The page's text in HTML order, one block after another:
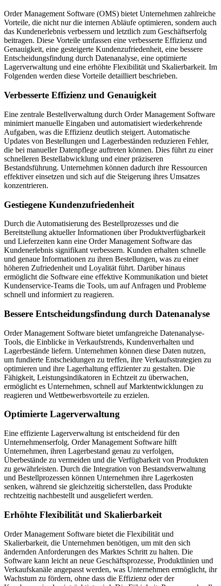
Order Management Software (OMS) bietet Unternehmen zahlreiche
Vorteile, die nicht nur die internen Abläufe optimieren, sondern auch
das Kundenerlebnis verbessern und letztlich zum Geschäftserfolg
beitragen. Diese Vorteile umfassen eine verbesserte Effizienz und
Genauigkeit, eine gesteigerte Kundenzufriedenheit, eine bessere
Entscheidungsfindung durch Datenanalyse, eine optimierte
Lagerverwaltung und eine erhöhte Flexibilität und Skalierbarkeit. Im
Folgenden werden diese Vorteile detailliert beschrieben.
Verbesserte Effizienz und Genauigkeit
Eine zentrale Bestellverwaltung durch Order Management Software
minimiert manuelle Eingaben und automatisiert wiederkehrende
Aufgaben, was die Effizienz deutlich steigert. Automatische
Updates von Bestellungen und Lagerbeständen reduzieren Fehler,
die bei manueller Datenpflege auftreten können. Dies führt zu einer
schnelleren Bestellabwicklung und einer präziseren
Bestandsführung. Unternehmen können dadurch ihre Ressourcen
effektiver einsetzen und sich auf die Steigerung ihres Umsatzes
konzentrieren.
Gestiegene Kundenzufriedenheit
Durch die Automatisierung des Bestellprozesses und die
Bereitstellung aktueller Informationen über Produktverfügbarkeit
und Lieferzeiten kann eine Order Management Software das
Kundenerlebnis signifikant verbessern. Kunden erhalten schnelle
und genaue Informationen zu ihren Bestellungen, was zu einer
höheren Zufriedenheit und Loyalität führt. Darüber hinaus
ermöglicht die Software eine effektive Kommunikation und bietet
Kundenservice-Teams die Tools, um auf Anfragen und Probleme
schnell und informiert zu reagieren.
Bessere Entscheidungsfindung durch Datenanalyse
Order Management Software bietet umfangreiche Datenanalyse-
Tools, die Einblicke in Verkaufstrends, Kundenverhalten und
Lagerbestände liefern. Unternehmen können diese Daten nutzen,
um fundierte Entscheidungen zu treffen, ihre Verkaufsstrategien zu
optimieren und ihre Lagerhaltung effizienter zu gestalten. Die
Fähigkeit, Leistungsindikatoren in Echtzeit zu überwachen,
ermöglicht es Unternehmen, schnell auf Marktentwicklungen zu
reagieren und Wettbewerbsvorteile zu erzielen.
Optimierte Lagerverwaltung
Eine effiziente Lagerverwaltung ist entscheidend für den
Unternehmenserfolg. Order Management Software hilft
Unternehmen, ihren Lagerbestand genau zu verfolgen,
Überbestände zu vermeiden und die Verfügbarkeit von Produkten
zu gewährleisten. Durch die Integration von Bestandsverwaltung
und Bestellprozessen können Unternehmen ihre Lagerkosten
senken, während sie gleichzeitig sicherstellen, dass Produkte
rechtzeitig nachbestellt und ausgeliefert werden.
Erhöhte Flexibilität und Skalierbarkeit
Order Management Software bietet die Flexibilität und
Skalierbarkeit, die Unternehmen benötigen, um mit den sich
ändernden Anforderungen des Marktes Schritt zu halten. Die
Software kann leicht an neue Geschäftsprozesse, Produktlinien und
Verkaufskanäle angepasst werden, was Unternehmen ermöglicht, ihr
Wachstum zu fördern, ohne dass die Effizienz oder der